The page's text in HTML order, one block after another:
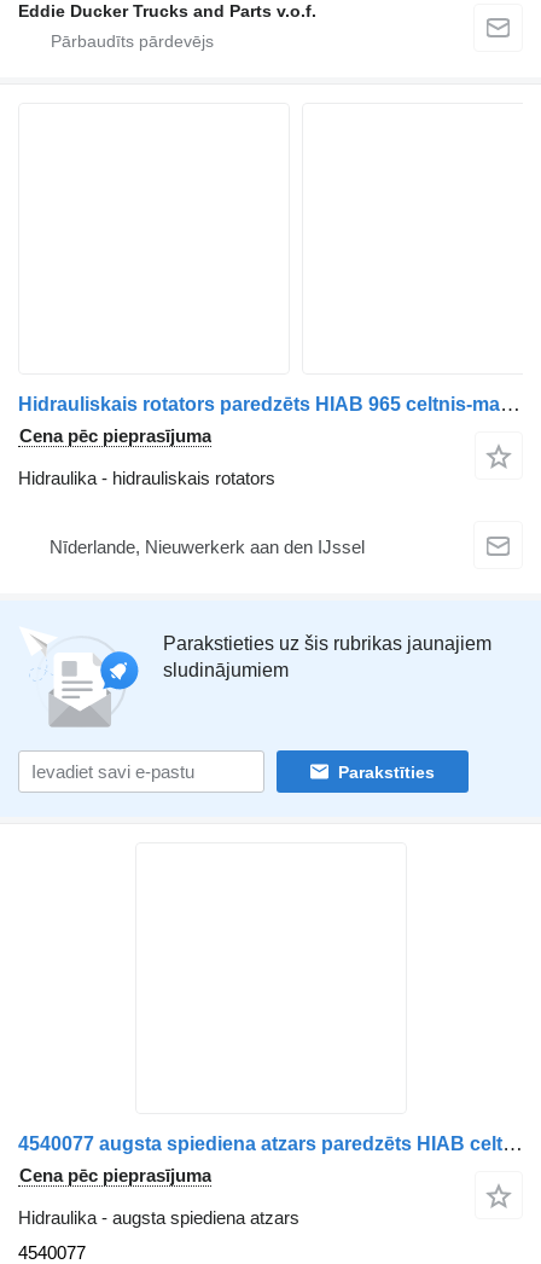
Eddie Ducker Trucks and Parts v.o.f.
Hidrauliskais rotators paredzēts HIAB 965 celtnis-manipulators
Cena pēc pieprasījuma
Hidraulika - hidrauliskais rotators
Nīderlande, Nieuwerkerk aan den IJssel
Parakstieties uz šis rubrikas jaunajiem
sludinājumiem
Parakstīties
4540077 augsta spiediena atzars paredzēts HIAB celtnis-manipulators
Cena pēc pieprasījuma
Hidraulika - augsta spiediena atzars
4540077